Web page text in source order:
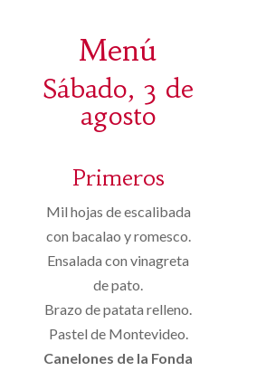
Menú
Sábado, 3 de
agosto
Primeros
Mil hojas de escalibada
con bacalao y romesco.
Ensalada con vinagreta
de pato.
Brazo de patata relleno.
Pastel de Montevideo.
Canelones de la Fonda